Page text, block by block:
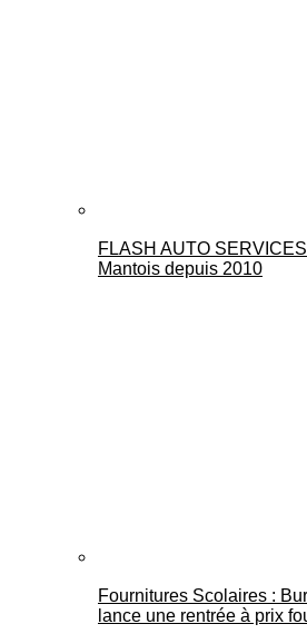
FLASH AUTO
Mantois depuis 2010
Fournitures Scolaires :
lance une rentrée à prix